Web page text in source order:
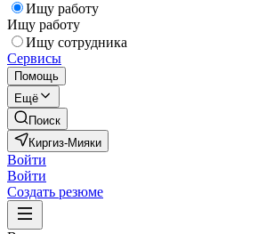
Ищу работу
Ищу работу
Ищу сотрудника
Сервисы
Помощь
Ещё
Поиск
Киргиз-Мияки
Войти
Войти
Создать резюме